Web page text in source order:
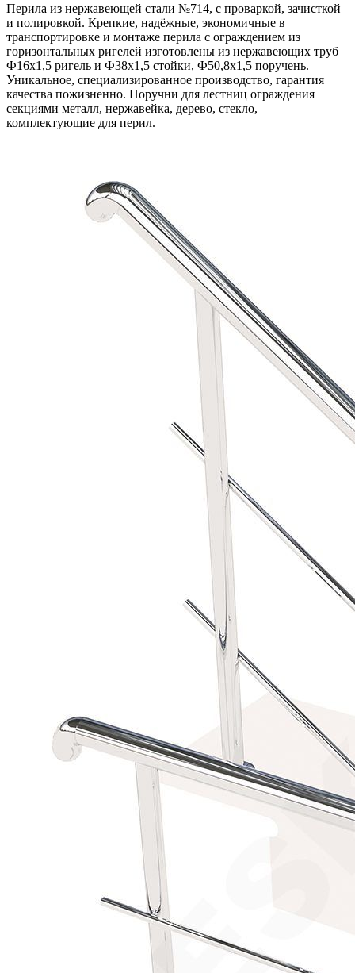
Перила из нержавеющей стали №714, с проваркой, зачисткой
и полировкой. Крепкие, надёжные, экономичные в
транспортировке и монтаже перила с ограждением из
горизонтальных ригелей изготовлены из нержавеющих труб
Ф16х1,5 ригель и Ф38х1,5 стойки, Ф50,8х1,5 поручень.
Уникальное, специализированное производство, гарантия
качества пожизненно. Поручни для лестниц ограждения
секциями металл, нержавейка, дерево, стекло,
комплектующие для перил.